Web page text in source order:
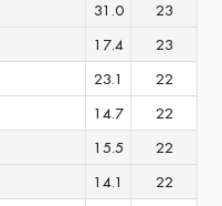
31.0
23
17.4 23
23.1
22
14.7 22
15.5
22
14.1 22